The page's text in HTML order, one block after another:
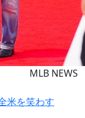
MLB NEWS